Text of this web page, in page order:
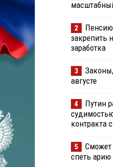
2
Пенсию
закрепить
заработка
3
августе
4
Путин
контракта
5
Сможет
спеть арию